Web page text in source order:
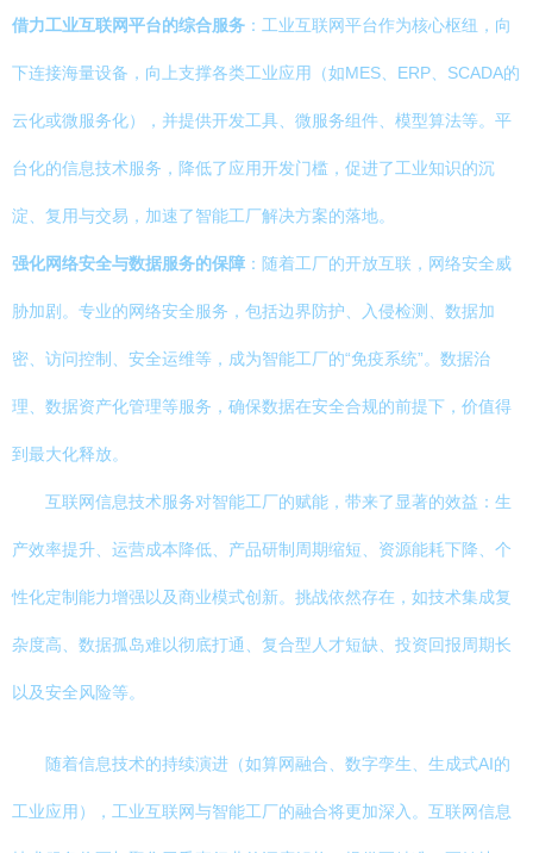
借力工业互联网平台的综合服务 ：工业互联网平台作为核心枢纽，向
下连接海量设备，向上支撑各类工业应用（如MES、ERP、SCADA的
云化或微服务化），并提供开发工具、微服务组件、模型算法等。平
台化的信息技术服务，降低了应用开发门槛，促进了工业知识的沉
淀、复用与交易，加速了智能工厂解决方案的落地。
强化网络安全与数据服务的保障 ：随着工厂的开放互联，网络安全威
胁加剧。专业的网络安全服务，包括边界防护、入侵检测、数据加
密、访问控制、安全运维等，成为智能工厂的“免疫系统”。数据治
理、数据资产化管理等服务，确保数据在安全合规的前提下，价值得
到最大化释放。
互联网信息技术服务对智能工厂的赋能，带来了显著的效益：生
产效率提升、运营成本降低、产品研制周期缩短、资源能耗下降、个
性化定制能力增强以及商业模式创新。挑战依然存在，如技术集成复
杂度高、数据孤岛难以彻底打通、复合型人才短缺、投资回报周期长
以及安全风险等。
随着信息技术的持续演进（如算网融合、数字孪生、生成式AI的
工业应用），工业互联网与智能工厂的融合将更加深入。互联网信息